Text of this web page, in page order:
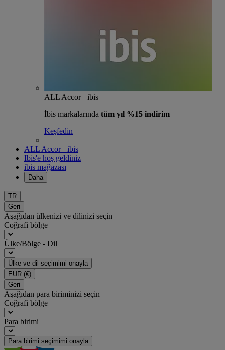
ALL Accor+ ibis
İbis markalarında tüm yıl %15 indirim
Keşfedin
ALL Accor+ ibis
Ibis'e hoş geldiniz
ibis mağazası
Daha
TR
Geri
Aşağıdan ülkenizi ve dilinizi seçin
Coğrafi bölge
Ülke/Bölge - Dil
Ülke ve dil seçimimi onayla
EUR (€)
Geri
Aşağıdan para biriminizi seçin
Coğrafi bölge
Para birimi
Para birimi seçimimi onayla